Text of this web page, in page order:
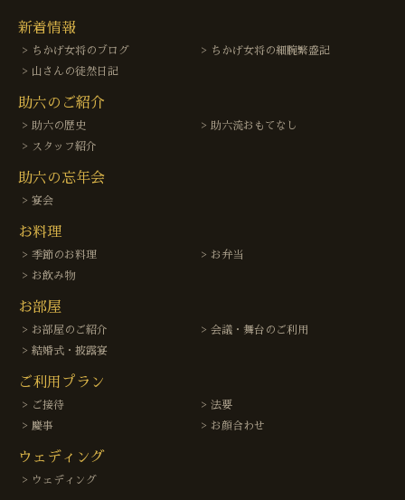
新着情報
ちかげ女将のブログ
ちかげ女将の細腕繁盛記
山さんの徒然日記
助六のご紹介
助六の歴史
助六流おもてなし
スタッフ紹介
助六の忘年会
宴会
お料理
季節のお料理
お弁当
お飲み物
お部屋
お部屋のご紹介
会議・舞台のご利用
結婚式・披露宴
ご利用プラン
ご接待
法要
慶事
お顔合わせ
ウェディング
ウェディング